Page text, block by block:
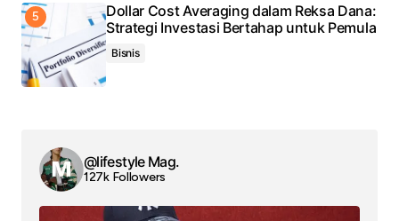
Dollar Cost Averaging dalam Reksa Dana:
Strategi Investasi Bertahap untuk Pemula
Bisnis
@lifestyle Mag.
127k Followers